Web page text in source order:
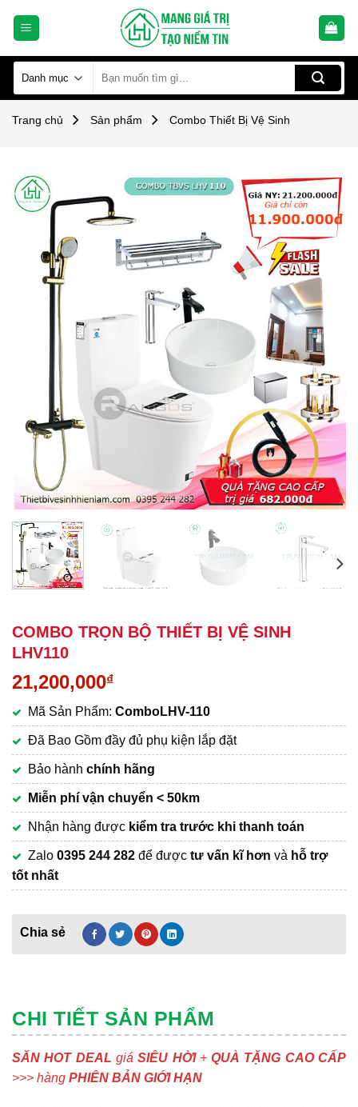
kiếm:
Trang chủ Sản phẩm Combo Thiết Bị Vệ Sinh
COMBO TRỌN BỘ THIẾT BỊ VỆ SINH
LHV110
21,200,000₫
Mã Sản Phẩm: ComboLHV-110
Đã Bao Gồm đầy đủ phụ kiện lắp đặt
Bảo hành chính hãng
Miễn phí vận chuyển < 50km
Nhận hàng được kiểm tra trước khi thanh toán
Zalo 0395 244 282 để được tư vấn kĩ hơn và hỗ trợ
tốt nhất
CHI TIẾT SẢN PHẨM
SĂN HOT DEAL giáSIÊU HỜI+QUÀ TẶNG CAO CẤP
>>> hàng PHIÊN BẢN GIỚI HẠN